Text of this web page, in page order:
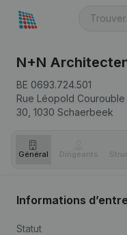
N+N
BE 0693.724.501
Rue Léopold Courouble
30, 1030 Schaerbeek
Général Dirigeants
Informations
Statut